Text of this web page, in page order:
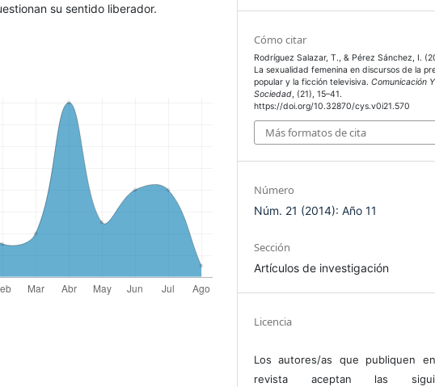
su sentido liberador.
Cómo citar
Rodríguez Salazar, T., & Pérez Sánchez, I.
La sexualidad femenina en discursos de la
popular y la ficción televisiva.Comunicación Y
Sociedad, (21), 15–41.
https://doi.org/10.32870/cys.v0i21.570
Más formatos de cita
Número
Núm. 21 (2014): Año 11
Sección
Artículos de investigación
Licencia
Los autores/as que publiquen
revista aceptan las